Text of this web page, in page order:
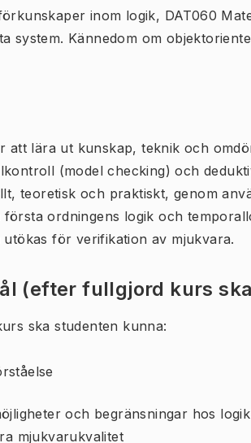
inom logik, DAT060
system. Kännedom om
att lära ut kunskap, teknik och
(model checking) och
teoretisk och praktiskt, genom
första ordningens logik och
för verifikation av mjukvara.
(efter fullgjord kurs
ska studenten kunna:
och begränsningar hos
mjukvarukvalitet